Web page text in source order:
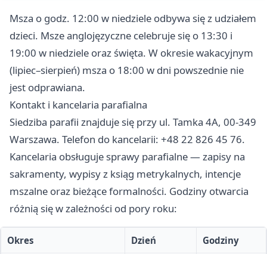
Msza o godz. 12:00 w niedziele odbywa się z udziałem
dzieci. Msze anglojęzyczne celebruje się o 13:30 i
19:00 w niedziele oraz święta. W okresie wakacyjnym
(lipiec–sierpień) msza o 18:00 w dni powszednie nie
jest odprawiana.
Kontakt i kancelaria parafialna
Siedziba parafii znajduje się przy ul. Tamka 4A, 00-349
Warszawa. Telefon do kancelarii: +48 22 826 45 76.
Kancelaria obsługuje sprawy parafialne — zapisy na
sakramenty, wypisy z ksiąg metrykalnych, intencje
mszalne oraz bieżące formalności. Godziny otwarcia
różnią się w zależności od pory roku:
Okres Dzień Godziny